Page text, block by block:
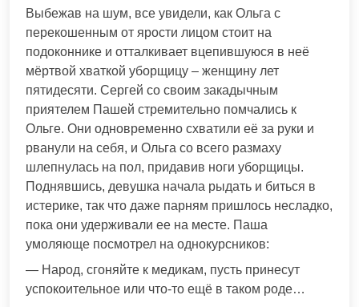
Выбежав на шум, все увидели, как Ольга с
перекошенным от ярости лицом стоит на
подоконнике и отталкивает вцепившуюся в неё
мёртвой хваткой уборщицу – женщину лет
пятидесяти. Сергей со своим закадычным
приятелем Пашей стремительно помчались к
Ольге. Они одновременно схватили её за руки и
рванули на себя, и Ольга со всего размаху
шлепнулась на пол, придавив ноги уборщицы.
Поднявшись, девушка начала рыдать и биться в
истерике, так что даже парням пришлось несладко,
пока они удерживали ее на месте. Паша
умоляюще посмотрел на однокурсников:
— Народ, сгоняйте к медикам, пусть принесут
успокоительное или что-то ещё в таком роде…